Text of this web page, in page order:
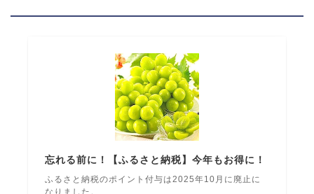
忘れる前に！【ふるさと納税】今年もお得に！
ふるさと納税のポイント付与は2025年10月に廃止に